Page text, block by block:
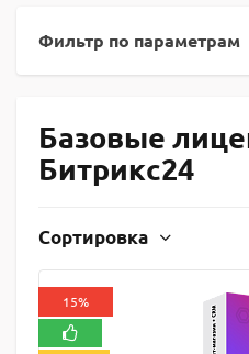
Фильтр по параметрам
Базовые
Битрикс24
Сортировка
15%